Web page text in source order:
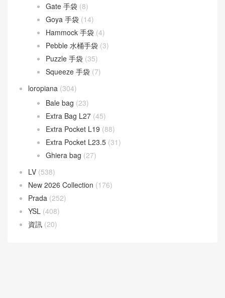
Gate 手袋 (8)
Goya 手袋 (14)
Hammock 手袋 (4)
Pebble 水桶手袋 (3)
Puzzle 手袋 (35)
Squeeze 手袋 (7)
loropiana (304)
Bale bag (23)
Extra Bag L27 (45)
Extra Pocket L19 (88)
Extra Pocket L23.5 (31)
Ghiera bag (27)
LV (538)
New 2026 Collection (176)
Prada (252)
YSL (408)
資訊 (20)